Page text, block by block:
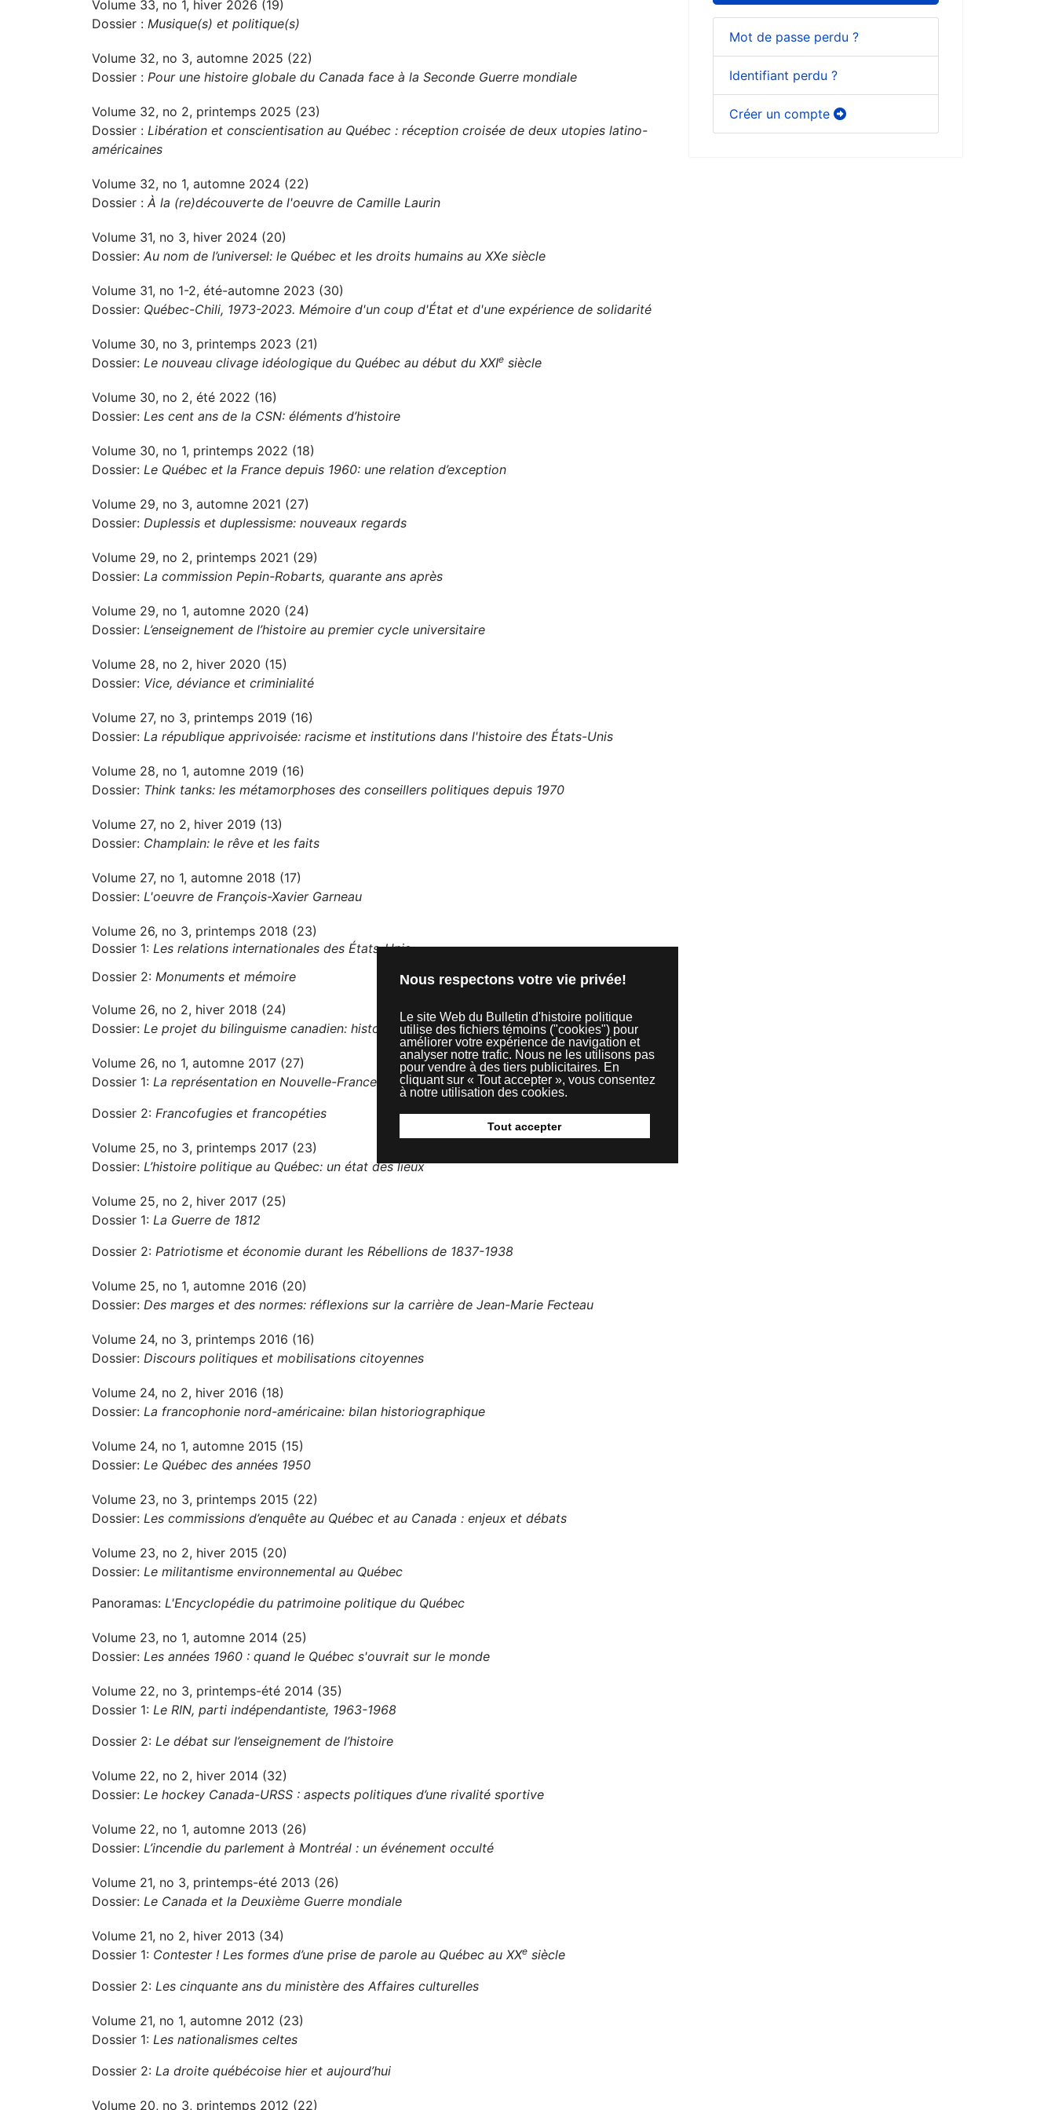
Nous respectons votre vie privée!
Le site Web du Bulletin d'histoire politique
utilise des fichiers témoins ("cookies") pour
améliorer votre expérience de navigation et
analyser notre trafic. Nous ne les utilisons pas
pour vendre à des tiers publicitaires. En
cliquant sur « Tout accepter », vous consentez
à notre utilisation des cookies.
Tout accepter
Volume 33, no 1, hiver 2026 (19)
Dossier : Musique(s) et politique(s)
Volume 32, no 3, automne 2025 (22)
Dossier : Pour une histoire globale du Canada face à la Seconde Guerre mondiale
Volume 32, no 2, printemps 2025 (23)
Dossier : Libération et conscientisation au Québec : réception croisée de deux utopies latino-
américaines
Volume 32, no 1, automne 2024 (22)
Dossier : À la (re)découverte de l'oeuvre de Camille Laurin
Volume 31, no 3, hiver 2024 (20)
Dossier: Au nom de l’universel: le Québec et les droits humains au XXe siècle
Volume 31, no 1-2, été-automne 2023 (30)
Dossier: Québec-Chili, 1973-2023. Mémoire d'un coup d'État et d'une expérience de solidarité
Volume 30, no 3, printemps 2023 (21)
Dossier: Le nouveau clivage idéologique du Québec au début du XXIe siècle
Volume 30, no 2, été 2022 (16)
Dossier: Les cent ans de la CSN: éléments d’histoire
Volume 30, no 1, printemps 2022 (18)
Dossier: Le Québec et la France depuis 1960: une relation d’exception
Volume 29, no 3, automne 2021 (27)
Dossier: Duplessis et duplessisme: nouveaux regards
Volume 29, no 2, printemps 2021 (29)
Dossier: La commission Pepin-Robarts, quarante ans après
Volume 29, no 1, automne 2020 (24)
Dossier: L’enseignement de l’histoire au premier cycle universitaire
Volume 28, no 2, hiver 2020 (15)
Dossier: Vice, déviance et criminialité
Volume 27, no 3, printemps 2019 (16)
Dossier: La république apprivoisée: racisme et institutions dans l'histoire des États-Unis
Volume 28, no 1, automne 2019 (16)
Dossier: Think tanks: les métamorphoses des conseillers politiques depuis 1970
Volume 27, no 2, hiver 2019 (13)
Dossier: Champlain: le rêve et les faits
Volume 27, no 1, automne 2018 (17)
Dossier: L'oeuvre de François-Xavier Garneau
Volume 26, no 3, printemps 2018 (23)
Dossier 1: Les relations internationales des États-Unis
Dossier 2: Monuments et mémoire
Volume 26, no 2, hiver 2018 (24)
Dossier: Le projet du bilinguisme canadien: histoire, utopie et réalisation
Volume 26, no 1, automne 2017 (27)
Dossier 1: La représentation en Nouvelle-France
Dossier 2: Francofugies et francopéties
Volume 25, no 3, printemps 2017 (23)
Dossier: L’histoire politique au Québec: un état des lieux
Volume 25, no 2, hiver 2017 (25)
Dossier 1: La Guerre de 1812
Dossier 2: Patriotisme et économie durant les Rébellions de 1837-1938
Volume 25, no 1, automne 2016 (20)
Dossier: Des marges et des normes: réflexions sur la carrière de Jean-Marie Fecteau
Volume 24, no 3, printemps 2016 (16)
Dossier: Discours politiques et mobilisations citoyennes
Volume 24, no 2, hiver 2016 (18)
Dossier: La francophonie nord-américaine: bilan historiographique
Volume 24, no 1, automne 2015 (15)
Dossier: Le Québec des années 1950
Volume 23, no 3, printemps 2015 (22)
Dossier: Les commissions d’enquête au Québec et au Canada : enjeux et débats
Volume 23, no 2, hiver 2015 (20)
Dossier: Le militantisme environnemental au Québec
Panoramas: L'Encyclopédie du patrimoine politique du Québec
Volume 23, no 1, automne 2014 (25)
Dossier: Les années 1960 : quand le Québec s'ouvrait sur le monde
Volume 22, no 3, printemps-été 2014 (35)
Dossier 1: Le RIN, parti indépendantiste, 1963-1968
Dossier 2: Le débat sur l’enseignement de l’histoire
Volume 22, no 2, hiver 2014 (32)
Dossier: Le hockey Canada-URSS : aspects politiques d’une rivalité sportive
Volume 22, no 1, automne 2013 (26)
Dossier: L’incendie du parlement à Montréal : un événement occulté
Volume 21, no 3, printemps-été 2013 (26)
Dossier: Le Canada et la Deuxième Guerre mondiale
Volume 21, no 2, hiver 2013 (34)
Dossier 1: Contester ! Les formes d’une prise de parole au Québec au XXe siècle
Dossier 2: Les cinquante ans du ministère des Affaires culturelles
Volume 21, no 1, automne 2012 (23)
Dossier 1: Les nationalismes celtes
Dossier 2: La droite québécoise hier et aujourd’hui
Volume 20, no 3, printemps 2012 (22)
Mot de passe perdu ?
Identifiant perdu ?
Créer un compte